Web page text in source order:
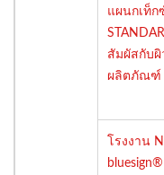
แผนกเท็ก
สัมผัสกับผิ
ผลิตภัณฑ์
โรงงาน
bluesign®